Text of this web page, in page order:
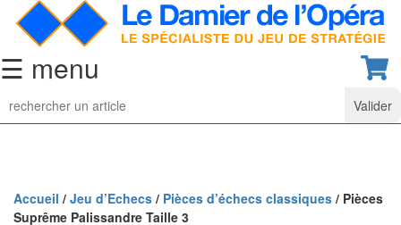
☰ menu
Jeu
d’Echecs
collection
Accueil / Jeu d’Echecs / Pièces d’échecs classiques / Pièces
Suprême Palissandre Taille 3